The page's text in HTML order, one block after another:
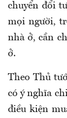
chuyển đổi
mọi người,
nhà ở, cần
ở.
Theo Thủ
có ý nghĩa
điều kiện